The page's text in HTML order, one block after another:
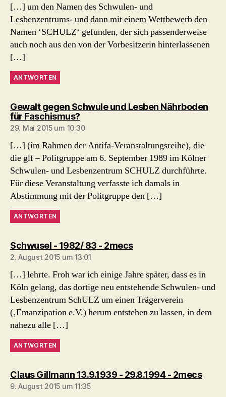
[…] um den Namen des Schwulen- und
Lesbenzentrums- und dann mit einem Wettbewerb den
Namen ‘SCHULZ‘ gefunden, der sich passenderweise
auch noch aus den von der Vorbesitzerin hinterlassenen
[…]
ANTWORTEN
Gewalt gegen Schwule und Lesben Nährboden
für Faschismus?sagt:
29. Mai 2015 um 10:30
[…] (im Rahmen der Antifa-Veranstaltungsreihe), die
die glf – Politgruppe am 6. September 1989 im Kölner
Schwulen- und Lesbenzentrum SCHULZ durchführte.
Für diese Veranstaltung verfasste ich damals in
Abstimmung mit der Politgruppe den […]
ANTWORTEN
Schwusel - 1982/ 83 - 2mecssagt:
2. August 2015 um 13:01
[…] lehrte. Froh war ich einige Jahre später, dass es in
Köln gelang, das dortige neu entstehende Schwulen- und
Lesbenzentrum SchULZ um einen Trägerverein
(‚Emanzipation e.V.) herum entstehen zu lassen, in dem
nahezu alle […]
ANTWORTEN
Claus Gillmann 13.9.1939 - 29.8.1994 - 2mecssagt:
9. August 2015 um 11:35